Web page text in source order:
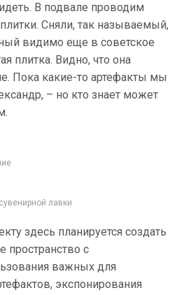
В подвале проводим
Сняли, так называемый,
видимо еще в советское
плитка. Видно, что она
Пока какие-то артефакты мы
– но кто знает может
лавки
здесь планируется создать
пространство с
важных для
экспонирования